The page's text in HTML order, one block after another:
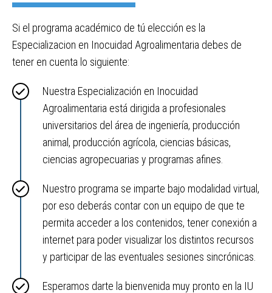
Si el programa académico de tú elección es la
Especializacion en Inocuidad Agroalimentaria debes de
tener en cuenta lo siguiente:
Nuestra Especialización en Inocuidad
Agroalimentaria está dirigida a profesionales
universitarios del área de ingeniería, producción
animal, producción agrícola, ciencias básicas,
ciencias agropecuarias y programas afines.
Nuestro programa se imparte bajo modalidad virtual,
por eso deberás contar con un equipo de que te
permita acceder a los contenidos, tener conexión a
internet para poder visualizar los distintos recursos
y participar de las eventuales sesiones sincrónicas.
Esperamos darte la bienvenida muy pronto en la IU